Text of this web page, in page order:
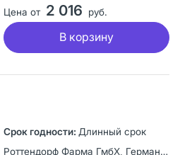
Цена от 2 016 руб.
В корзину
Длинный срок
Роттендорф Фарма ГмбХ, Германия